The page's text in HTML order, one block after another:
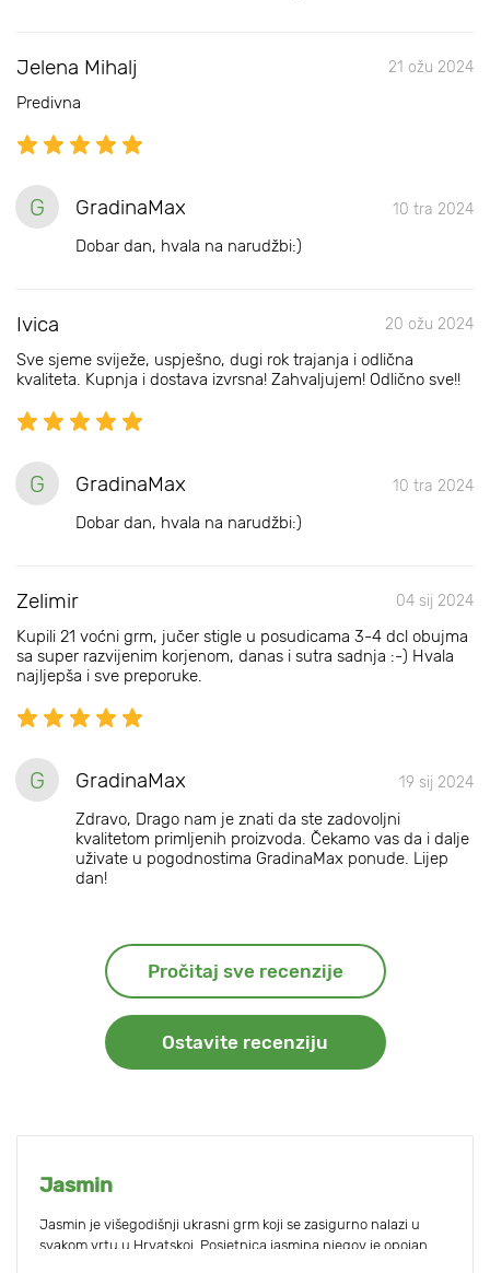
Jelena Mihalj 21 ožu 2024
Predivna
G GradinaMax 10 tra 2024
Dobar dan, hvala na narudžbi:)
Ivica 20 ožu 2024
Sve sjeme sviježe, uspješno, dugi rok trajanja i odlična
kvaliteta. Kupnja i dostava izvrsna! Zahvaljujem! Odlično sve!!
G GradinaMax 10 tra 2024
Dobar dan, hvala na narudžbi:)
Zelimir 04 sij 2024
Kupili 21 voćni grm, jučer stigle u posudicama 3-4 dcl obujma
sa super razvijenim korjenom, danas i sutra sadnja :-) Hvala
najljepša i sve preporuke.
G GradinaMax 19 sij 2024
Zdravo, Drago nam je znati da ste zadovoljni
kvalitetom primljenih proizvoda. Čekamo vas da i dalje
uživate u pogodnostima GradinaMax ponude. Lijep
dan!
Pročitaj sve recenzije
Ostavite recenziju
Jasmin
Jasmin je višegodišnji ukrasni grm koji se zasigurno nalazi u
svakom vrtu u Hrvatskoj. Posjetnica jasmina njegov je opojan